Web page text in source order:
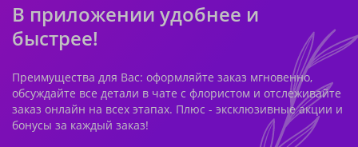
В приложении удобнее и
быстрее!
Преимущества для Вас: оформляйте заказ мгновенно,
обсуждайте все детали в чате с флористом и отслеживайте
заказ онлайн на всех этапах. Плюс - эксклюзивные акции и
бонусы за каждый заказ!